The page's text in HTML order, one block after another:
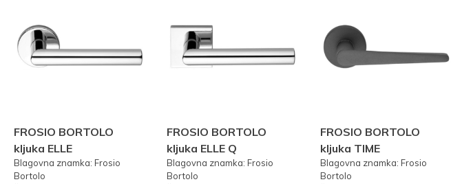
FROSIO BORTOLO
kljuka ELLE
Blagovna znamka: Frosio
Bortolo
FROSIO BORTOLO
kljuka ELLE Q
Blagovna znamka: Frosio
Bortolo
FROSIO BORTOLO
kljuka TIME
Blagovna znamka: Frosio
Bortolo